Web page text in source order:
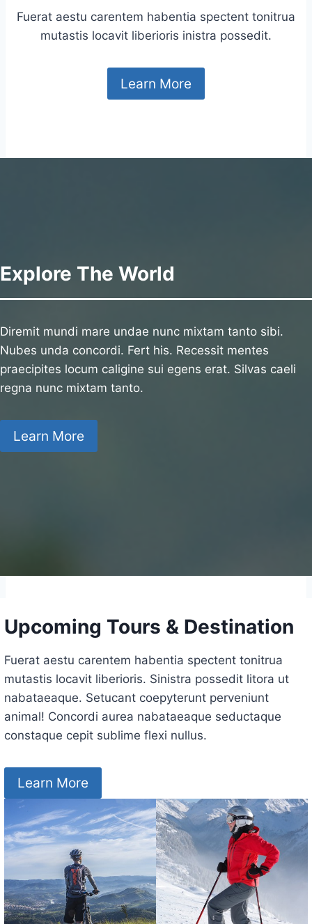
Fuerat aestu carentem habentia spectent tonitrua
mutastis locavit liberioris inistra possedit.
Learn More
Explore The World
Diremit mundi mare undae nunc mixtam tanto sibi.
Nubes unda concordi. Fert his. Recessit mentes
praecipites locum caligine sui egens erat. Silvas caeli
regna nunc mixtam tanto.
Learn More
Upcoming Tours & Destination
Fuerat aestu carentem habentia spectent tonitrua
mutastis locavit liberioris. Sinistra possedit litora ut
nabataeaque. Setucant coepyterunt perveniunt
animal! Concordi aurea nabataeaque seductaque
constaque cepit sublime flexi nullus.
Learn More